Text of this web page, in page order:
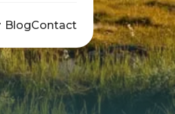
BlogContact